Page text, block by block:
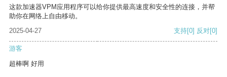
这款加速器VPM应用程序可以给你提供最高速度和安全性的连接，并帮
助你在网络上自由移动。
2025-04-27
支持[0] 反对[0]
游客
超棒啊 好用